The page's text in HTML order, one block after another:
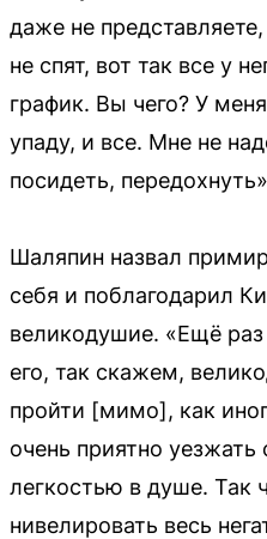
даже не
не спят, вот так все у
график. Вы чего? У
упаду, и все. Мне не
посидеть,
Шаляпин назвал
себя и поблагодарил
великодушие. «Ещё
его, так скажем,
пройти [мимо], как
очень приятно уезжать
легкостью в душе. Так
нивелировать весь